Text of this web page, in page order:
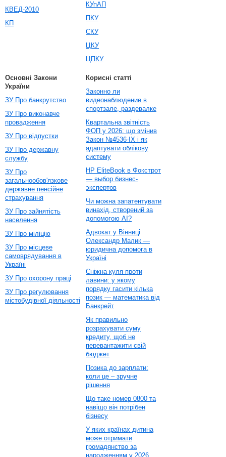
КВЕД-2010
КП
КУпАП
ПКУ
СКУ
ЦКУ
ЦПКУ
Основні Закони
України
ЗУ Про банкрутство
ЗУ Про виконавче
провадження
ЗУ Про відпустки
ЗУ Про державну
службу
ЗУ Про
загальнообов'язкове
державне пенсійне
страхування
ЗУ Про зайнятість
населення
ЗУ Про міліцію
ЗУ Про місцеве
самоврядування в
Україні
ЗУ Про охорону праці
ЗУ Про регулювання
містобудівної діяльності
Корисні статті
Законно ли
видеонаблюдение в
спортзале, раздевалке
Квартальна звітність
ФОП у 2026: що змінив
Закон №4536-IX і як
адаптувати облікову
систему
HP EliteBook в Фокстрот
— выбор бизнес-
экспертов
Чи можна запатентувати
винахід, створений за
допомогою AI?
Адвокат у Вінниці
Олександр Малик —
юридична допомога в
Україні
Сніжна куля проти
лавини: у якому
порядку гасити кілька
позик — математика від
Банкрейт
Як правильно
розрахувати суму
кредиту, щоб не
перевантажити свій
бюджет
Позика до зарплати:
коли це – зручне
рішення
Що таке номер 0800 та
навіщо він потрібен
бізнесу
У яких країнах дитина
може отримати
громадянство за
народженням у 2026